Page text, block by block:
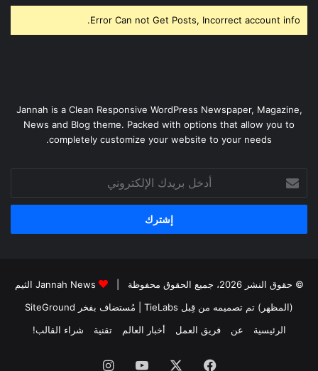
Error Can not Get Posts, Incorrect account info.
Jannah is a Clean Responsive WordPress Newspaper, Magazine,
News and Blog theme. Packed with options that allow you to
completely customize your website to your needs.
بريدك
الإلكتروني
© حقوق النشر 2026، جميع الحقوق محفوظة |
Jannah News الثيم
(المظهر) تم تصميمه من قِبل TieLabs
| مُستضاف بفخر SiteGround
الرئيسية
عن فريق العمل أخبار العالم تقنية شراء القالب!
فيسبوك ‫YouTubeانستقرام